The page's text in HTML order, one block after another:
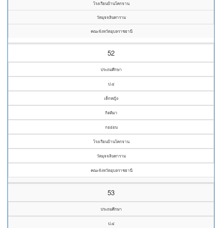
โรงเรียนบ้านโคกจาน
วัดมุจจลินทาราม
คณะจังหวัดอุบลราชธานี
52
ประถมศึกษา
ป.๔
เด็กหญิง
กิตติมา
กออ่อน
โรงเรียนบ้านโคกจาน
วัดมุจจลินทาราม
คณะจังหวัดอุบลราชธานี
53
ประถมศึกษา
ป.๔